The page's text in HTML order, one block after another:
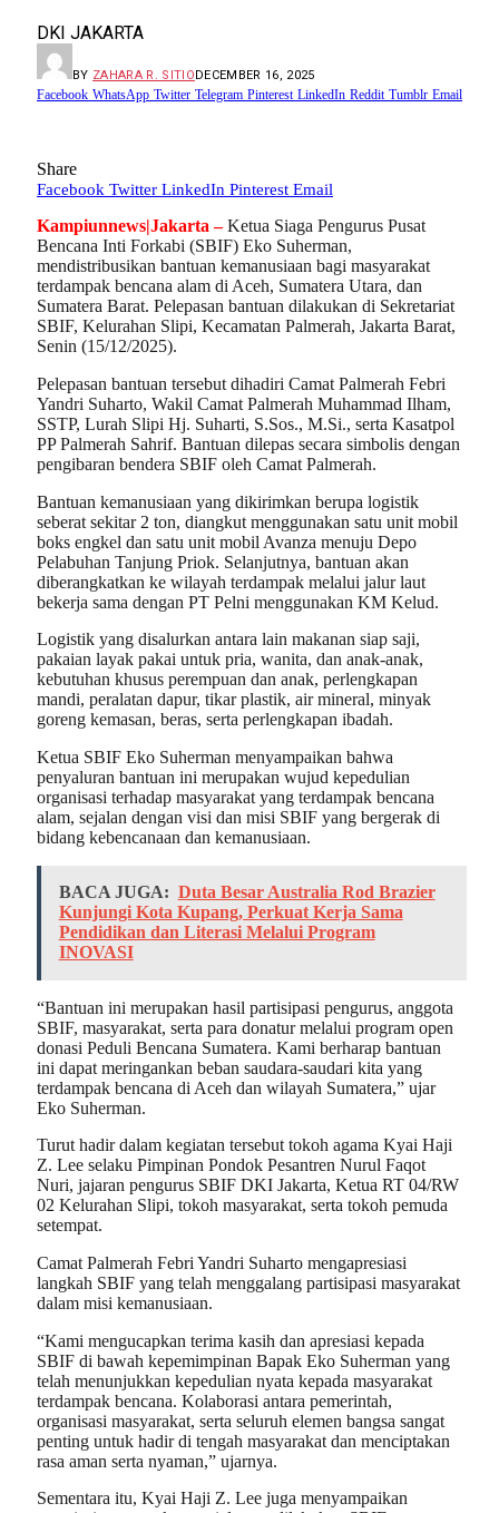
DKI JAKARTA
BY ZAHARA R. SITIODECEMBER 16, 2025
Facebook WhatsApp Twitter Telegram Pinterest LinkedIn Reddit Tumblr Email
Share
Facebook Twitter LinkedIn Pinterest Email
Kampiunnews|Jakarta –Ketua Siaga Pengurus Pusat
Bencana Inti Forkabi (SBIF) Eko Suherman,
mendistribusikan bantuan kemanusiaan bagi masyarakat
terdampak bencana alam di Aceh, Sumatera Utara, dan
Sumatera Barat. Pelepasan bantuan dilakukan di Sekretariat
SBIF, Kelurahan Slipi, Kecamatan Palmerah, Jakarta Barat,
Senin (15/12/2025).
Pelepasan bantuan tersebut dihadiri Camat Palmerah Febri
Yandri Suharto, Wakil Camat Palmerah Muhammad Ilham,
SSTP, Lurah Slipi Hj. Suharti, S.Sos., M.Si., serta Kasatpol
PP Palmerah Sahrif. Bantuan dilepas secara simbolis dengan
pengibaran bendera SBIF oleh Camat Palmerah.
Bantuan kemanusiaan yang dikirimkan berupa logistik
seberat sekitar 2 ton, diangkut menggunakan satu unit mobil
boks engkel dan satu unit mobil Avanza menuju Depo
Pelabuhan Tanjung Priok. Selanjutnya, bantuan akan
diberangkatkan ke wilayah terdampak melalui jalur laut
bekerja sama dengan PT Pelni menggunakan KM Kelud.
Logistik yang disalurkan antara lain makanan siap saji,
pakaian layak pakai untuk pria, wanita, dan anak-anak,
kebutuhan khusus perempuan dan anak, perlengkapan
mandi, peralatan dapur, tikar plastik, air mineral, minyak
goreng kemasan, beras, serta perlengkapan ibadah.
Ketua SBIF Eko Suherman menyampaikan bahwa
penyaluran bantuan ini merupakan wujud kepedulian
organisasi terhadap masyarakat yang terdampak bencana
alam, sejalan dengan visi dan misi SBIF yang bergerak di
bidang kebencanaan dan kemanusiaan.
BACA JUGA: Duta Besar Australia Rod Brazier
Kunjungi Kota Kupang, Perkuat Kerja Sama
Pendidikan dan Literasi Melalui Program
INOVASI
“Bantuan ini merupakan hasil partisipasi pengurus, anggota
SBIF, masyarakat, serta para donatur melalui program open
donasi Peduli Bencana Sumatera. Kami berharap bantuan
ini dapat meringankan beban saudara-saudari kita yang
terdampak bencana di Aceh dan wilayah Sumatera,” ujar
Eko Suherman.
Turut hadir dalam kegiatan tersebut tokoh agama Kyai Haji
Z. Lee selaku Pimpinan Pondok Pesantren Nurul Faqot
Nuri, jajaran pengurus SBIF DKI Jakarta, Ketua RT 04/RW
02 Kelurahan Slipi, tokoh masyarakat, serta tokoh pemuda
setempat.
Camat Palmerah Febri Yandri Suharto mengapresiasi
langkah SBIF yang telah menggalang partisipasi masyarakat
dalam misi kemanusiaan.
“Kami mengucapkan terima kasih dan apresiasi kepada
SBIF di bawah kepemimpinan Bapak Eko Suherman yang
telah menunjukkan kepedulian nyata kepada masyarakat
terdampak bencana. Kolaborasi antara pemerintah,
organisasi masyarakat, serta seluruh elemen bangsa sangat
penting untuk hadir di tengah masyarakat dan menciptakan
rasa aman serta nyaman,” ujarnya.
Sementara itu, Kyai Haji Z. Lee juga menyampaikan